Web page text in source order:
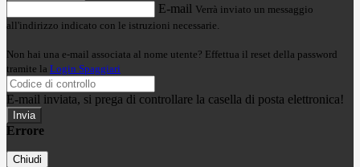
E-mail Verrà inviato un messaggio
all'indirizzo indicato con le istruzioni necessarie.
Non hai una e-mail associata al nome utente? Effettua il reset della password
tramite la Login Spaggiari
E-mail inviata, si prega di controllare la casella di posta elettronica!
Errore
Chiudi